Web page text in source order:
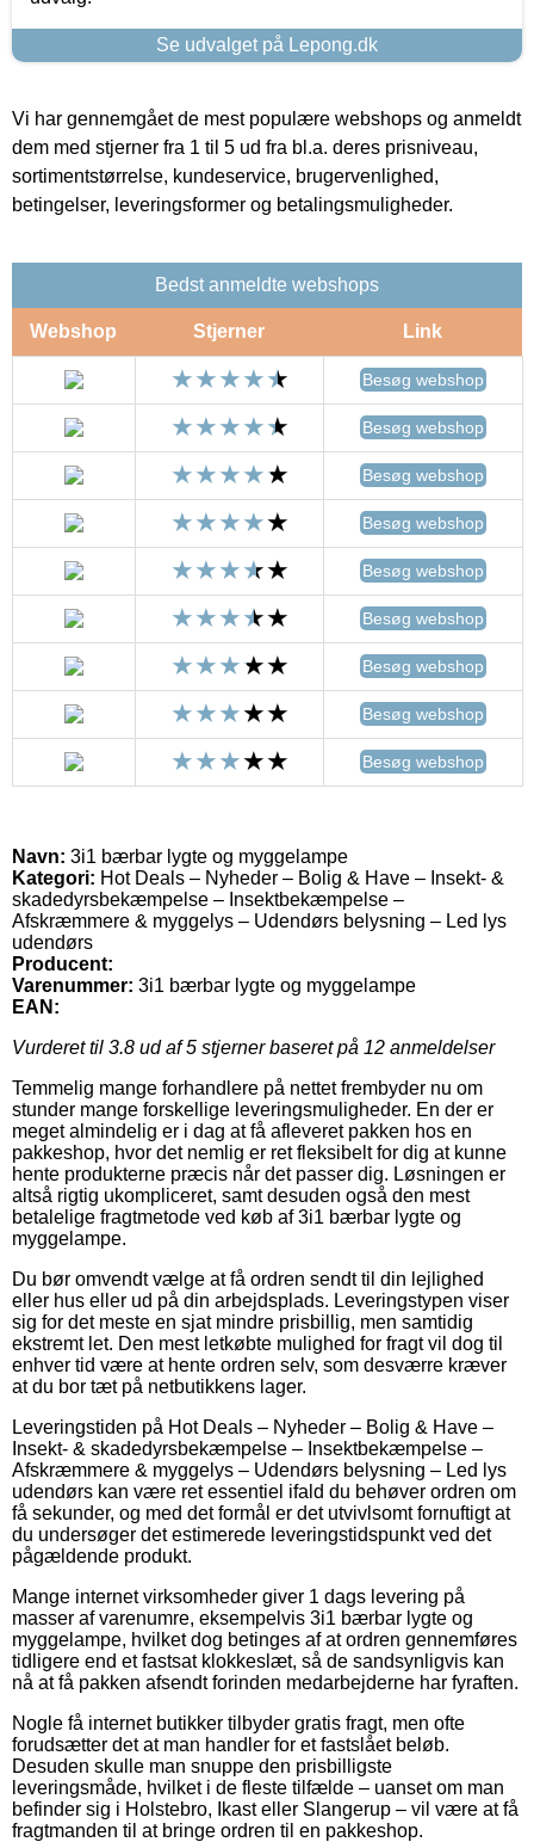
Se udvalget på Lepong.dk
Vi har gennemgået de mest populære webshops og anmeldt
dem med stjerner fra 1 til 5 ud fra bl.a. deres prisniveau,
sortimentstørrelse, kundeservice, brugervenlighed,
betingelser, leveringsformer og betalingsmuligheder.
Bedst anmeldte webshops
Webshop Stjerner Link
Besøg webshop
Besøg webshop
Besøg webshop
Besøg webshop
Besøg webshop
Besøg webshop
Besøg webshop
Besøg webshop
Besøg webshop
Navn: 3i1 bærbar lygte og myggelampe
Kategori: Hot Deals – Nyheder – Bolig & Have – Insekt- &
skadedyrsbekæmpelse – Insektbekæmpelse –
Afskræmmere & myggelys – Udendørs belysning – Led lys
udendørs
Producent:
Varenummer: 3i1 bærbar lygte og myggelampe
EAN:
Vurderet til 3.8 ud af 5 stjerner baseret på 12 anmeldelser
Temmelig mange forhandlere på nettet frembyder nu om
stunder mange forskellige leveringsmuligheder. En der er
meget almindelig er i dag at få afleveret pakken hos en
pakkeshop, hvor det nemlig er ret fleksibelt for dig at kunne
hente produkterne præcis når det passer dig. Løsningen er
altså rigtig ukompliceret, samt desuden også den mest
betalelige fragtmetode ved køb af 3i1 bærbar lygte og
myggelampe.
Du bør omvendt vælge at få ordren sendt til din lejlighed
eller hus eller ud på din arbejdsplads. Leveringstypen viser
sig for det meste en sjat mindre prisbillig, men samtidig
ekstremt let. Den mest letkøbte mulighed for fragt vil dog til
enhver tid være at hente ordren selv, som desværre kræver
at du bor tæt på netbutikkens lager.
Leveringstiden på Hot Deals – Nyheder – Bolig & Have –
Insekt- & skadedyrsbekæmpelse – Insektbekæmpelse –
Afskræmmere & myggelys – Udendørs belysning – Led lys
udendørs kan være ret essentiel ifald du behøver ordren om
få sekunder, og med det formål er det utvivlsomt fornuftigt at
du undersøger det estimerede leveringstidspunkt ved det
pågældende produkt.
Mange internet virksomheder giver 1 dags levering på
masser af varenumre, eksempelvis 3i1 bærbar lygte og
myggelampe, hvilket dog betinges af at ordren gennemføres
tidligere end et fastsat klokkeslæt, så de sandsynligvis kan
nå at få pakken afsendt forinden medarbejderne har fyraften.
Nogle få internet butikker tilbyder gratis fragt, men ofte
forudsætter det at man handler for et fastslået beløb.
Desuden skulle man snuppe den prisbilligste
leveringsmåde, hvilket i de fleste tilfælde – uanset om man
befinder sig i Holstebro, Ikast eller Slangerup – vil være at få
fragtmanden til at bringe ordren til en pakkeshop.